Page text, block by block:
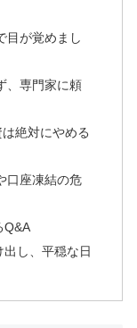
目が覚めまし
、専門家に頼
絶対にやめる
口座凍結の危
Q&A
し、平穏な日